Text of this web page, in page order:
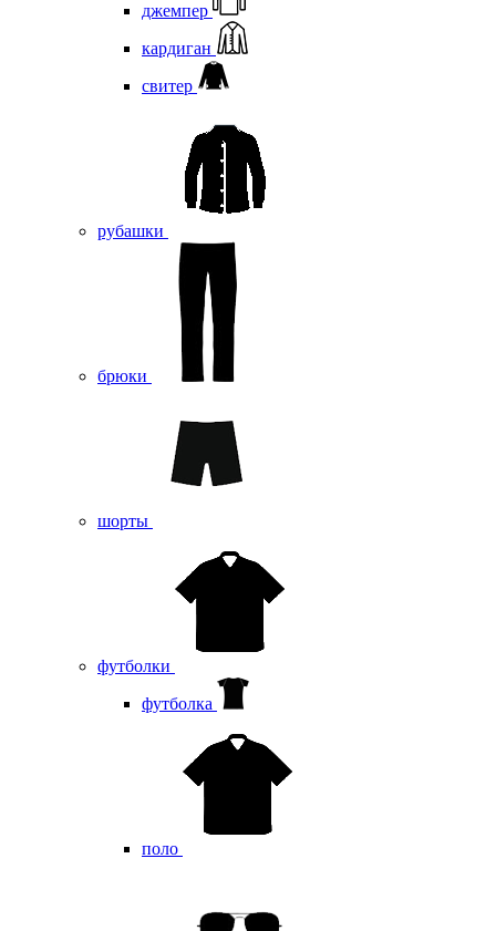
джемпер
кардиган
свитер
рубашки
брюки
шорты
футболки
футболка
поло